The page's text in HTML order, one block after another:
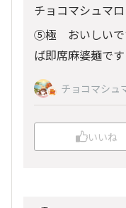
チョコマシュマ
⑤極 おいしいで
ば即席麻婆麺です
チョコマシュ
いいね